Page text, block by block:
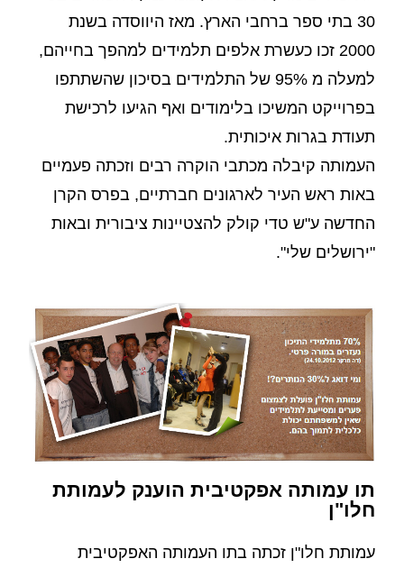
30 בתי ספר ברחבי הארץ. מאז היווסדה בשנת
2000 זכו כעשרת אלפים תלמידים למהפך בחייהם,
למעלה מ 95% של התלמידים בסיכון שהשתתפו
בפרוייקט המשיכו בלימודים ואף הגיעו לרכישת
תעודת בגרות איכותית.
העמותה קיבלה מכתבי הוקרה רבים וזכתה פעמיים
באות ראש העיר לארגונים חברתיים, בפרס הקרן
החדשה ע"ש טדי קולק להצטיינות ציבורית ובאות
"ירושלים שלי".
תו עמותה אפקטיבית הוענק לעמותת
חלו"ן
עמותת חלו"ן זכתה בתו העמותה האפקטיבית